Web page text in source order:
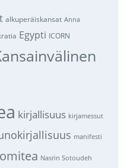
alkuperäiskansat Anna
Egypti ICORN
kirjallisuus kirjamessut
manifesti
Nasrin Sotoudeh